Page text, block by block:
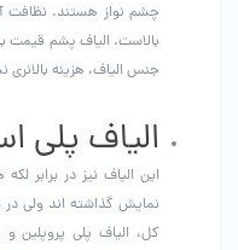
چشم نواز هستند. نظافت
بالاست. الیاف پشم قیمت
جنس الیاف، هزینه
الیاف پلی
این الیاف نیز در برابر
نمایش گذاشته اند ولی در
کل، الیاف پلی پروپلین